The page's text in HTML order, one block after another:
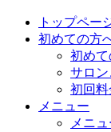
トップペー
初めての方
初め
サロ
初回料
メニュー
メニ